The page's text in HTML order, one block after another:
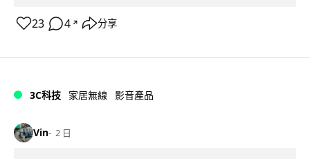
23 4 ↗ 分享
3C科技 家居無線 影音產品
Vin 2 日